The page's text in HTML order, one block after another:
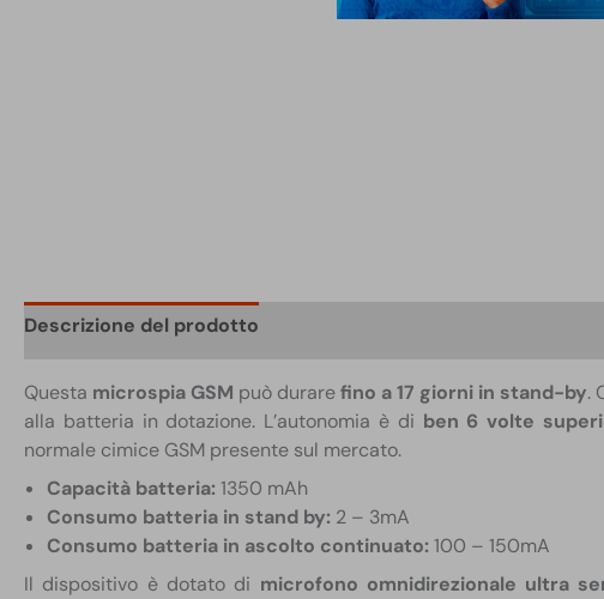
Descrizione del prodotto
Questa microspia GSM può durarefino a 17 giorni in stand-by.
alla batteria in dotazione. L’autonomia è di ben 6 volte
normale cimice GSM presente sul mercato.
Capacità batteria: 1350 mAh
Consumo batteria in stand by: 2 – 3mA
Consumo batteria in ascolto continuato: 100 – 150mA
Il dispositivo è dotato di microfono omnidirezionale ultra